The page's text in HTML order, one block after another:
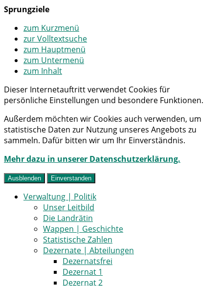
Sprungziele
zum Kurzmenü
zur Volltextsuche
zum Hauptmenü
zum Untermenü
zum Inhalt
Dieser Internetauftritt verwendet Cookies für
persönliche Einstellungen und besondere Funktionen.
Außerdem möchten wir Cookies auch verwenden, um
statistische Daten zur Nutzung unseres Angebots zu
sammeln. Dafür bitten wir um Ihr Einverständnis.
Mehr dazu in unserer Datenschutzerklärung.
Ausblenden Einverstanden
Verwaltung | Politik
Unser Leitbild
Die Landrätin
Wappen | Geschichte
Statistische Zahlen
Dezernate | Abteilungen
Dezernatsfrei
Dezernat 1
Dezernat 2